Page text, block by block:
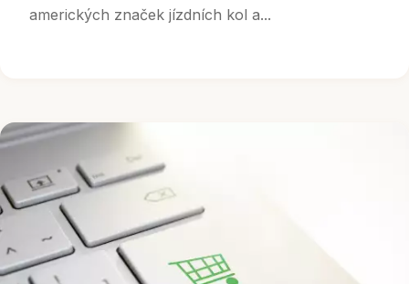
amerických značek jízdních kol a...